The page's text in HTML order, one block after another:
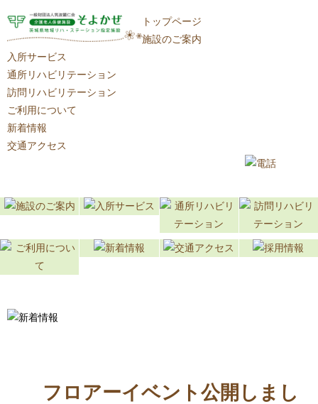
トップページ
施設のご案内
入所サービス
通所リハビリテーション
訪問リハビリテーション
ご利用について
新着情報
交通アクセス
フロアーイベント公開しまし